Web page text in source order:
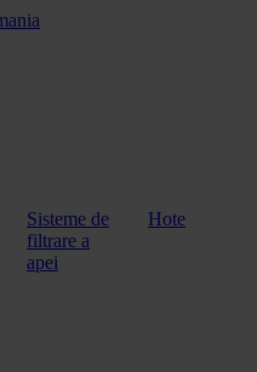
Sisteme de
filtrare a
apei
Hote